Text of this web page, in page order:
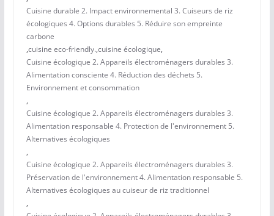
Cuisine durable 2. Impact environnemental 3. Cuiseurs de riz
écologiques 4. Options durables 5. Réduire son empreinte
carbone
,cuisine eco-friendly.,cuisine écologique,
Cuisine écologique 2. Appareils électroménagers durables 3.
Alimentation consciente 4. Réduction des déchets 5.
Environnement et consommation
,
Cuisine écologique 2. Appareils électroménagers durables 3.
Alimentation responsable 4. Protection de l'environnement 5.
Alternatives écologiques
,
Cuisine écologique 2. Appareils électroménagers durables 3.
Préservation de l'environnement 4. Alimentation responsable 5.
Alternatives écologiques au cuiseur de riz traditionnel
,